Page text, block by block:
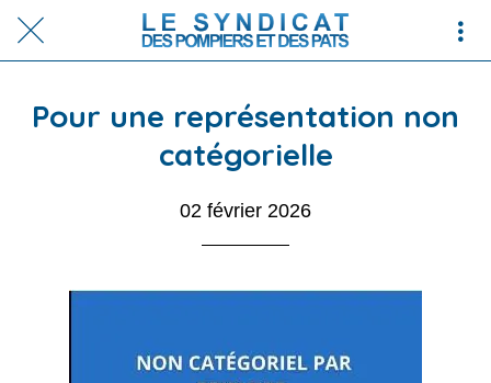
Pour une représentation non
catégorielle
02 février 2026